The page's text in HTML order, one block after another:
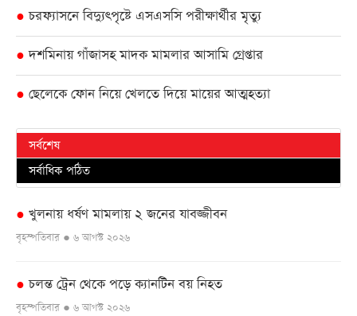
● চরফ্যাসনে বিদ্যুৎপৃষ্টে এসএসসি পরীক্ষার্থীর মৃত্যু
● দশমিনায় গাঁজাসহ মাদক মামলার আসামি গ্রেপ্তার
● ছেলেকে ফোন নিয়ে খেলতে দিয়ে মায়ের আত্মহত্যা
সর্বশেষ
সর্বাধিক পঠিত
● খুলনায় ধর্ষণ মামলায় ২ জনের যাবজ্জীবন
বৃহস্পতিবার ● ৬ আগস্ট ২০২৬
● চলন্ত ট্রেন থেকে পড়ে ক্যানটিন বয় নিহত
বৃহস্পতিবার ● ৬ আগস্ট ২০২৬